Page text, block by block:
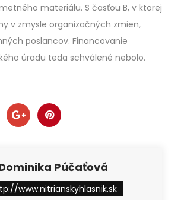
materiálu. S časťou B, v ktorej
v zmysle organizačných zmien,
poslancov. Financovanie
úradu teda schválené nebolo.
Púčaťová
www.nitrianskyhlasnik.sk